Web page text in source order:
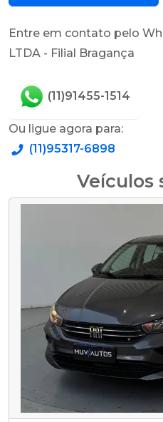
Entre em contato pelo
LTDA - Filial Bragança
(11)91455-1514
Ou ligue agora para:
(11)95317-6898
Veículos